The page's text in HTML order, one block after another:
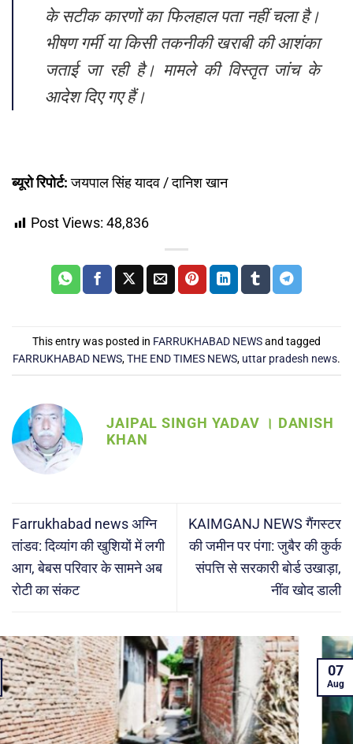
के सटीक कारणों का फिलहाल पता नहीं चला है।
भीषण गर्मी या किसी तकनीकी खराबी की आशंका
जताई जा रही है। मामले की विस्तृत जांच के
आदेश दिए गए हैं।
ब्यूरो रिपोर्ट: जयपाल सिंह यादव / दानिश खान
Post Views: 48,836
This entry was posted in FARRUKHABAD NEWSand tagged
FARRUKHABAD NEWS,THE END TIMES NEWS, uttar pradesh news.
JAIPAL SINGH YADAV । DANISH
KHAN
Farrukhabad news अग्नि
तांडव: दिव्यांग की खुशियों में लगी
आग, बेबस परिवार के सामने अब
रोटी का संकट
KAIMGANJ NEWS गैंगस्टर
की जमीन पर पंगा: जुबैर की कुर्क
संपत्ति से सरकारी बोर्ड उखाड़ा,
नींव खोद डाली
07
Aug